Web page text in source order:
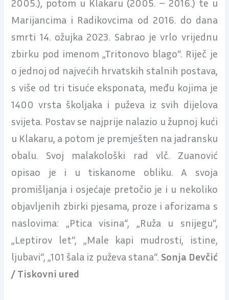
2005.), potom u Klakaru (2005. – 2016.) te u
Marijancima i Radikovcima od 2016. do dana
smrti 14. ožujka 2023. Sabrao je vrlo vrijednu
zbirku pod imenom „Tritonovo blago“. Riječ je
o jednoj od najvećih hrvatskih stalnih postava,
s više od tri tisuće eksponata, među kojima je
1400 vrsta školjaka i puževa iz svih dijelova
svijeta. Postav se najprije nalazio u župnoj kući
u Klakaru, a potom je premješten na jadransku
obalu. Svoj malakološki rad vlč. Zuanović
opisao je i u tiskanome obliku. A svoja
promišljanja i osjećaje pretočio je i u nekoliko
objavljenih zbirki pjesama, proze i aforizama s
naslovima: „Ptica visina“, „Ruža u snijegu“,
„Leptirov let“, „Male kapi mudrosti, istine,
ljubavi“, „101 šala iz puževa stana“. Sonja Devčić
/ Tiskovni ured